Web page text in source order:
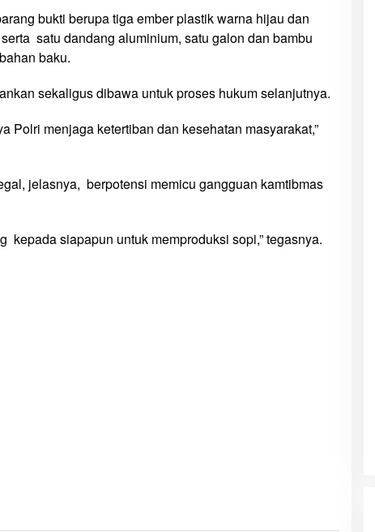
bukti berupa tiga ember plastik warna hijau dan
satu dandang aluminium, satu galon dan bambu
baku.
sekaligus dibawa untuk proses hukum selanjutnya.
Polri menjaga ketertiban dan kesehatan masyarakat,”
jelasnya, berpotensi memicu gangguan kamtibmas
kepada siapapun untuk memproduksi sopi,” tegasnya.